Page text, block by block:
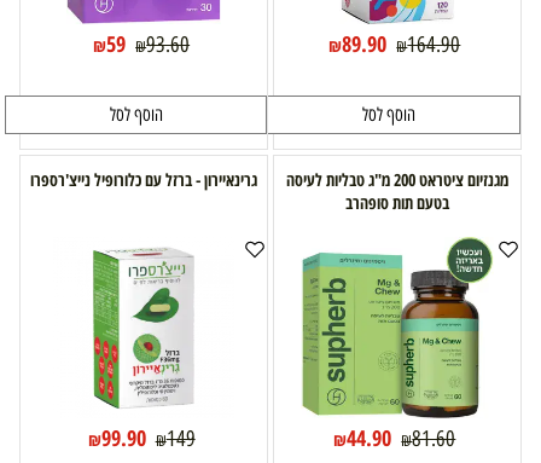
₪164.90
₪89.90
הוסף לסל
₪93.60
₪59
הוסף לסל
מגנזיום ציטראט 200 מ"ג טבליות לעיסה
בטעם תות סופהרב
₪81.60
₪44.90
גרינאיירון - ברזל עם כלורופיל נייצ'רספרו
₪149
₪99.90